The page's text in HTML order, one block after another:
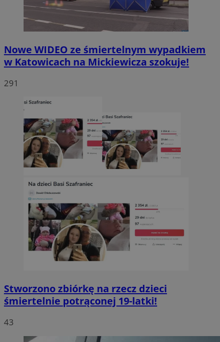
Nowe WIDEO ze śmiertelnym wypadkiem
w Katowicach na Mickiewicza szokuje!
291
Stworzono zbiórkę na rzecz dzieci
śmiertelnie potrąconej 19-latki!
43